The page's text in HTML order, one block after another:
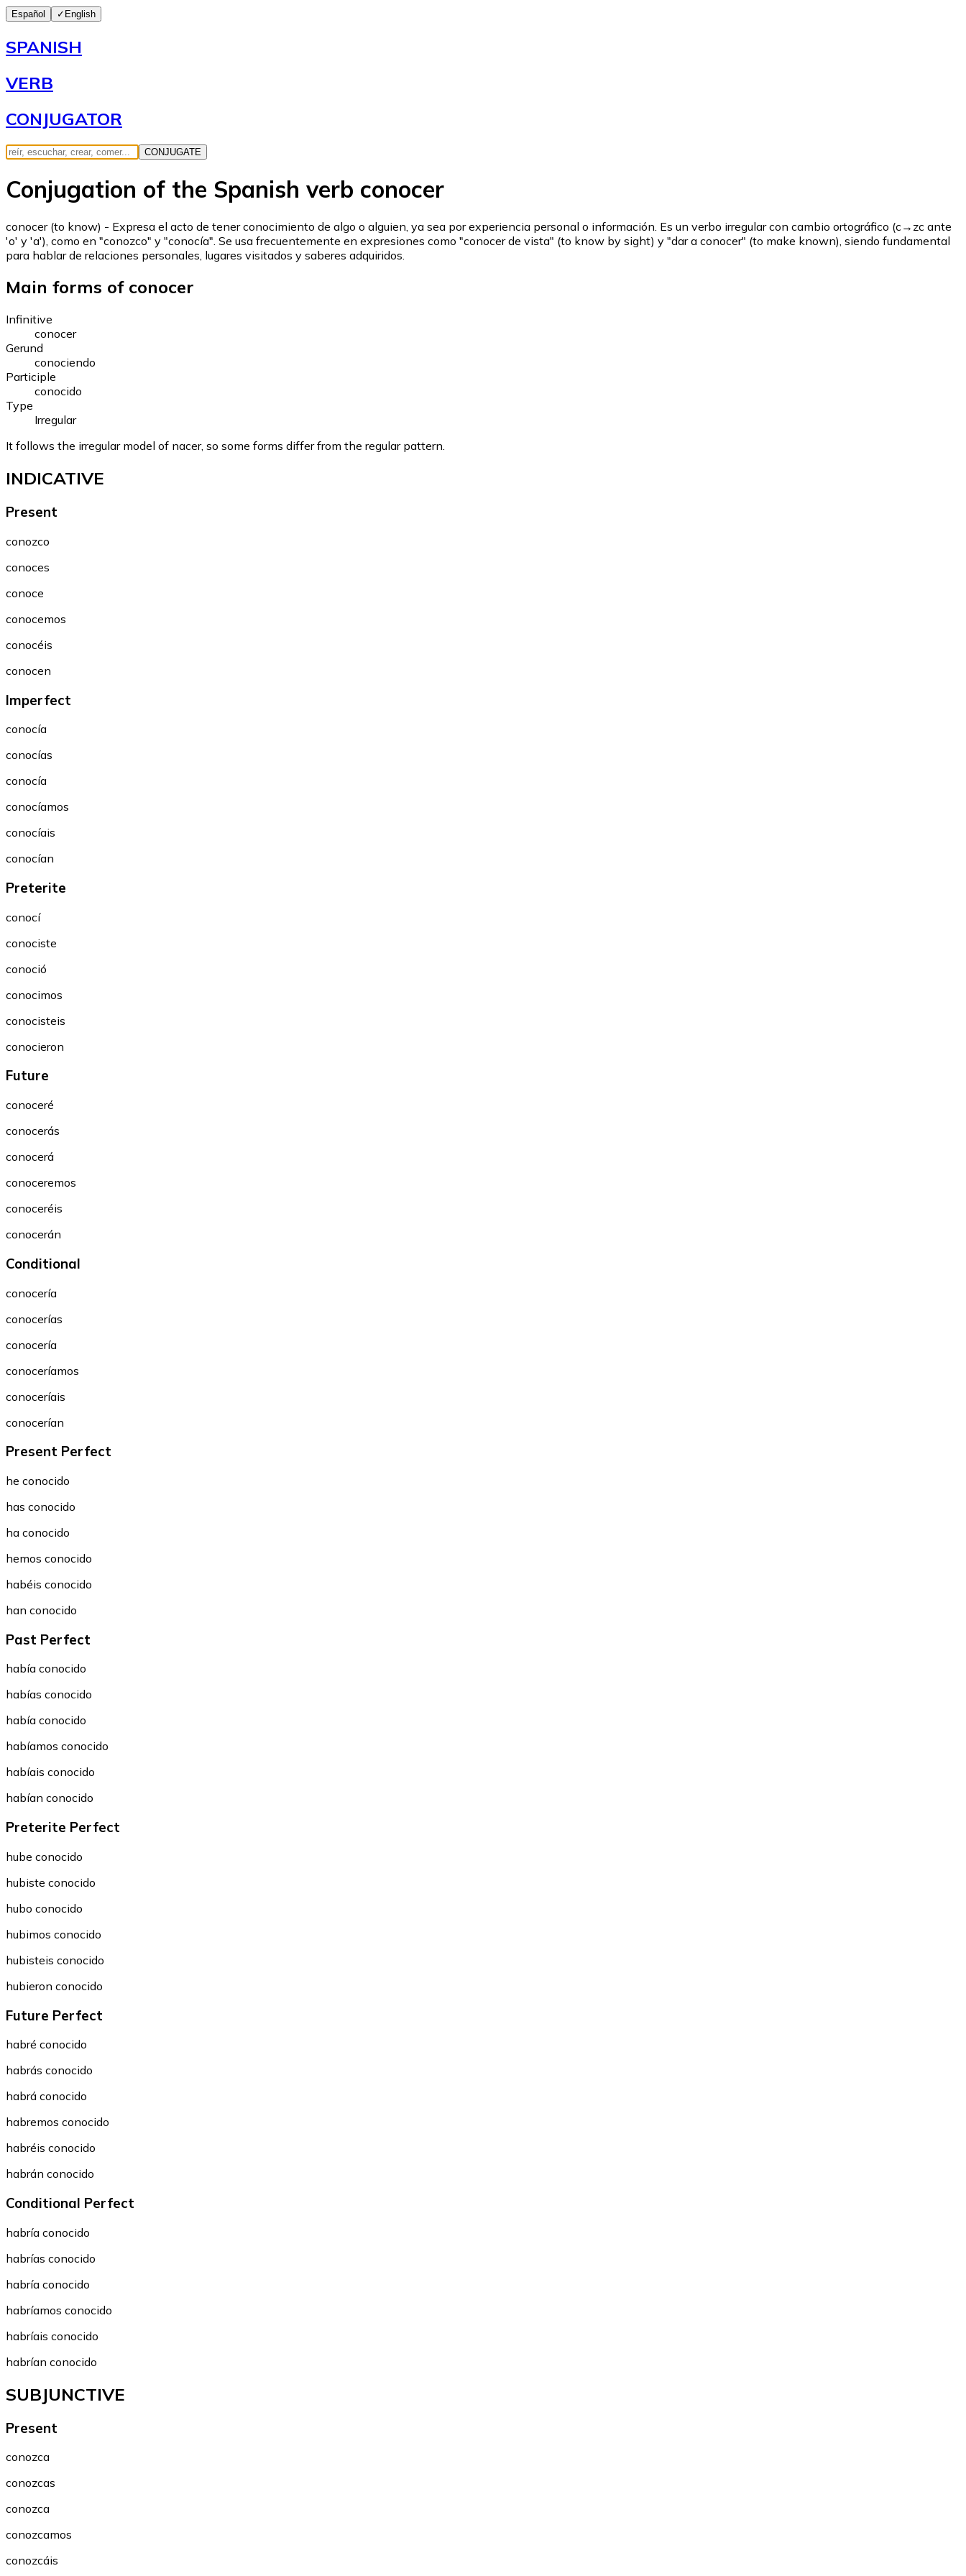
Español ✓ English
SPANISH
VERB
CONJUGATOR
CONJUGATE
Conjugation of the Spanish verb conocer
conocer (to know) - Expresa el acto de tener conocimiento de algo o alguien, ya sea por experiencia personal o información. Es un verbo irregular con cambio ortográfico (c→zc ante
'o' y 'a'), como en "conozco" y "conocía". Se usa frecuentemente en expresiones como "conocer de vista" (to know by sight) y "dar a conocer" (to make known), siendo fundamental
para hablar de relaciones personales, lugares visitados y saberes adquiridos.
Main forms of conocer
Infinitive
conocer
Gerund
conociendo
Participle
conocido
Type
Irregular
It follows the irregular model of nacer, so some forms differ from the regular pattern.
INDICATIVE
Present
conozco
conoces
conoce
conocemos
conocéis
conocen
Imperfect
conocía
conocías
conocía
conocíamos
conocíais
conocían
Preterite
conocí
conociste
conoció
conocimos
conocisteis
conocieron
Future
conoceré
conocerás
conocerá
conoceremos
conoceréis
conocerán
Conditional
conocería
conocerías
conocería
conoceríamos
conoceríais
conocerían
Present Perfect
he conocido
has conocido
ha conocido
hemos conocido
habéis conocido
han conocido
Past Perfect
había conocido
habías conocido
había conocido
habíamos conocido
habíais conocido
habían conocido
Preterite Perfect
hube conocido
hubiste conocido
hubo conocido
hubimos conocido
hubisteis conocido
hubieron conocido
Future Perfect
habré conocido
habrás conocido
habrá conocido
habremos conocido
habréis conocido
habrán conocido
Conditional Perfect
habría conocido
habrías conocido
habría conocido
habríamos conocido
habríais conocido
habrían conocido
SUBJUNCTIVE
Present
conozca
conozcas
conozca
conozcamos
conozcáis